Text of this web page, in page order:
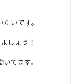
いです。
しょう！
てます。